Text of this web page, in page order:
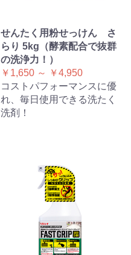
せんたく用粉せっけん さ
らり 5kg（酵素配合で抜群
の洗浄力！）
￥1,650 ～ ￥4,950
コストパフォーマンスに優
れ、毎日使用できる洗たく
洗剤！